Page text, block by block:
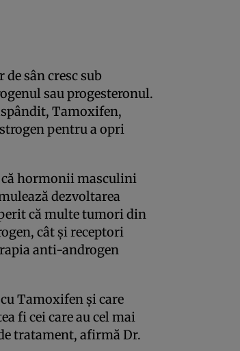
sân cresc sub
sau progesteronul.
Tamoxifen,
pentru a opri
că hormonii masculini
dezvoltarea
că multe tumori din
cât şi receptori
anti-androgen
Tamoxifen şi care
fi cei care au cel mai
tratament, afirmă Dr.